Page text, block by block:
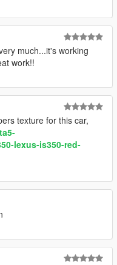
much...it's working
work!!
texture for this car,
lexus-is350-red-